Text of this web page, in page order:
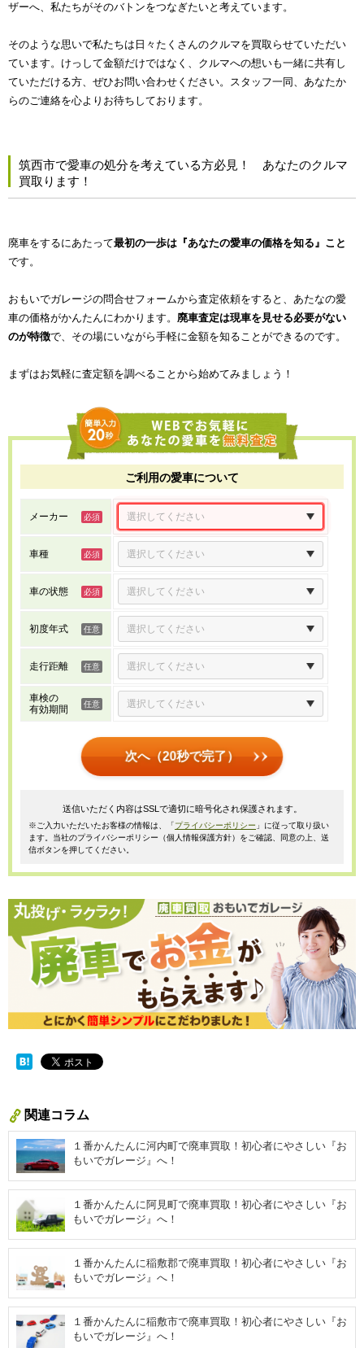
ザーへ、私たちがそのバトンをつなぎたいと考えています。
そのような思いで私たちは日々たくさんのクルマを買取らせていただい
ています。けっして金額だけではなく、クルマへの想いも一緒に共有し
ていただける方、ぜひお問い合わせください。スタッフ一同、あなたか
らのご連絡を心よりお待ちしております。
筑西市で愛車の処分を考えている方必見！ あなたのクルマ
買取ります！
廃車をするにあたって最初の一歩は『あなたの愛車の価格を知る』こと
です。
おもいでガレージの問合せフォームから査定依頼をすると、あたなの愛
車の価格がかんたんにわかります。 廃車査定は現車を見せる必要がない
のが特徴で、その場にいながら手軽に金額を知ることができるのです。
まずはお気軽に査定額を調べることから始めてみましょう！
ご利用の愛車について
メーカー
車種
車の状態
初度年式
走行距離
車検の
有効期間
次へ（20秒で完了）
送信いただく内容はSSLで適切に暗号化され保護されます。
※ご入力いただいたお客様の情報は、「プライバシーポリシー 」に従って取り扱い
ます。当社のプライバシーポリシー（個人情報保護方針）をご確認、同意の上、送
信ボタンを押してください。
関連コラム
１番かんたんに河内町で廃車買取！初心者にやさしい『お
もいでガレージ』へ！
１番かんたんに阿見町で廃車買取！初心者にやさしい『お
もいでガレージ』へ！
１番かんたんに稲敷郡で廃車買取！初心者にやさしい『お
もいでガレージ』へ！
１番かんたんに稲敷市で廃車買取！初心者にやさしい『お
もいでガレージ』へ！